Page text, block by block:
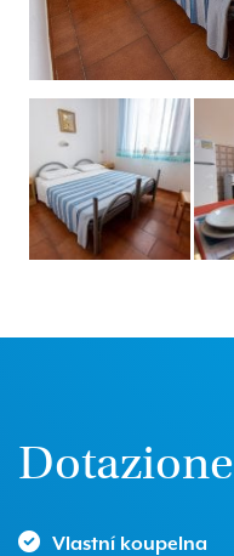
Dotazione
Vlastní koupelna